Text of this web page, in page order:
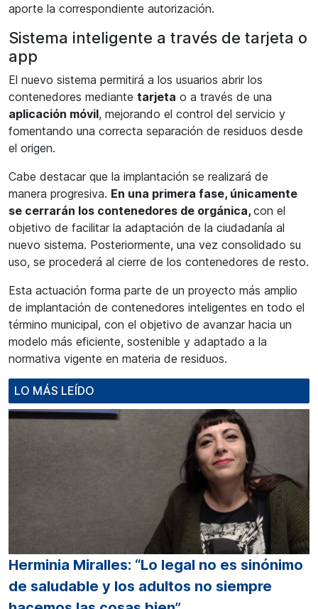
aporte la correspondiente autorización.
Sistema inteligente a través de tarjeta o
app
El nuevo sistema permitirá a los usuarios abrir los
contenedores mediante tarjeta o a través de una
aplicación móvil, mejorando el control del servicio y
fomentando una correcta separación de residuos desde
el origen.
Cabe destacar que la implantación se realizará de
manera progresiva. En una primera fase, únicamente
se cerrarán los contenedores de orgánica, con el
objetivo de facilitar la adaptación de la ciudadanía al
nuevo sistema. Posteriormente, una vez consolidado su
uso, se procederá al cierre de los contenedores de resto.
Esta actuación forma parte de un proyecto más amplio
de implantación de contenedores inteligentes en todo el
término municipal, con el objetivo de avanzar hacia un
modelo más eficiente, sostenible y adaptado a la
normativa vigente en materia de residuos.
LO MÁS LEÍDO
Herminia Miralles: “Lo legal no es sinónimo
de saludable y los adultos no siempre